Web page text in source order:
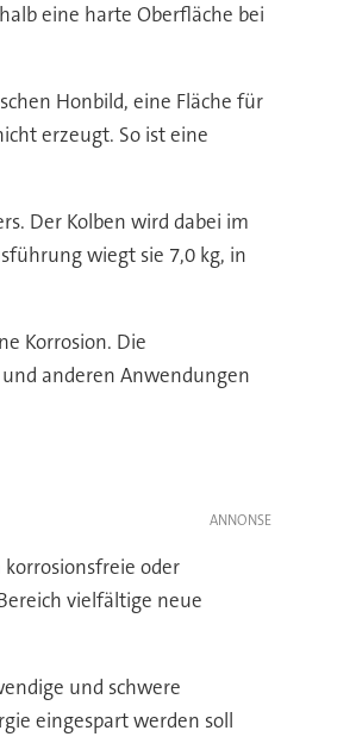
eine harte Oberfläche bei
Honbild, eine Fläche für
erzeugt. So ist eine
Der Kolben wird dabei im
wiegt sie 7,0 kg, in
Korrosion. Die
anderen Anwendungen
oder
vielfältige neue
und schwere
eingespart werden soll